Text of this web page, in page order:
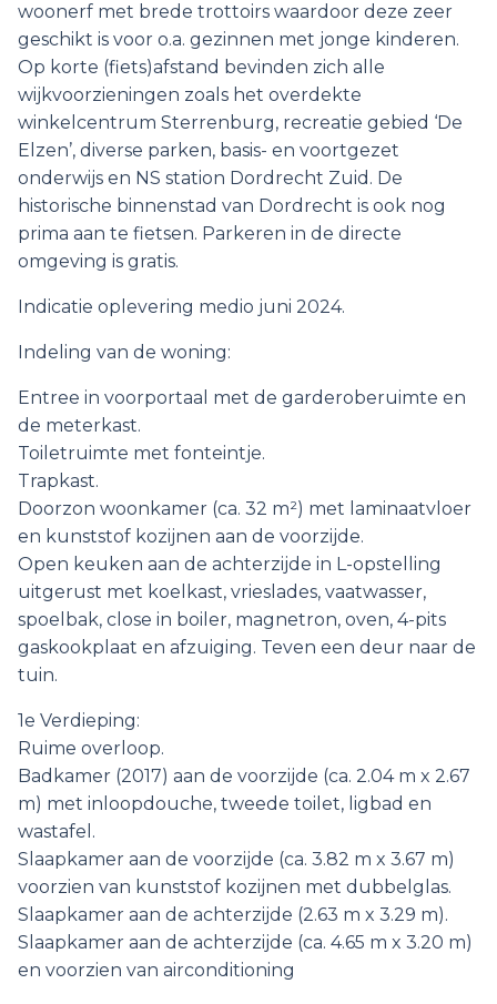
woonerf met brede trottoirs waardoor deze zeer
geschikt is voor o.a. gezinnen met jonge kinderen.
Op korte (fiets)afstand bevinden zich alle
wijkvoorzieningen zoals het overdekte
winkelcentrum Sterrenburg, recreatie gebied ‘De
Elzen’, diverse parken, basis- en voortgezet
onderwijs en NS station Dordrecht Zuid. De
historische binnenstad van Dordrecht is ook nog
prima aan te fietsen. Parkeren in de directe
omgeving is gratis.
Indicatie oplevering medio juni 2024.
Indeling van de woning:
Entree in voorportaal met de garderoberuimte en
de meterkast.
Toiletruimte met fonteintje.
Trapkast.
Doorzon woonkamer (ca. 32 m²) met laminaatvloer
en kunststof kozijnen aan de voorzijde.
Open keuken aan de achterzijde in L-opstelling
uitgerust met koelkast, vrieslades, vaatwasser,
spoelbak, close in boiler, magnetron, oven, 4-pits
gaskookplaat en afzuiging. Teven een deur naar de
tuin.
1e Verdieping:
Ruime overloop.
Badkamer (2017) aan de voorzijde (ca. 2.04 m x 2.67
m) met inloopdouche, tweede toilet, ligbad en
wastafel.
Slaapkamer aan de voorzijde (ca. 3.82 m x 3.67 m)
voorzien van kunststof kozijnen met dubbelglas.
Slaapkamer aan de achterzijde (2.63 m x 3.29 m).
Slaapkamer aan de achterzijde (ca. 4.65 m x 3.20 m)
en voorzien van airconditioning